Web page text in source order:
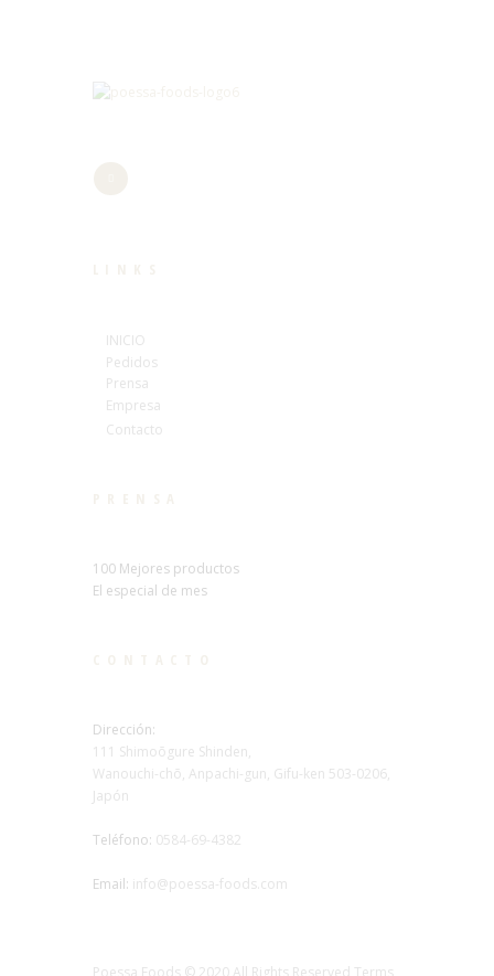
INICIO
Pedidos
Prensa
Empresa
Contacto
100 Mejores productos
El especial de mes
Dirección:
111 Shimoōgure Shinden,
Wanouchi-chō, Anpachi-gun, Gifu-ken 503-0206,
Japón
Teléfono: 0584-69-4382
Email: info@poessa-foods.com